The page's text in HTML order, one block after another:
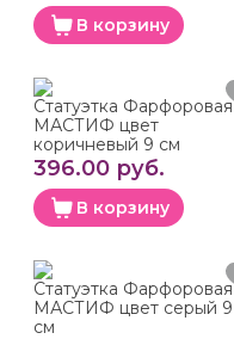
В корзину
Статуэтка Фарфоровая
МАСТИФ цвет
коричневый 9 см
396.00 руб.
В корзину
Статуэтка Фарфоровая
МАСТИФ цвет серый 9
см